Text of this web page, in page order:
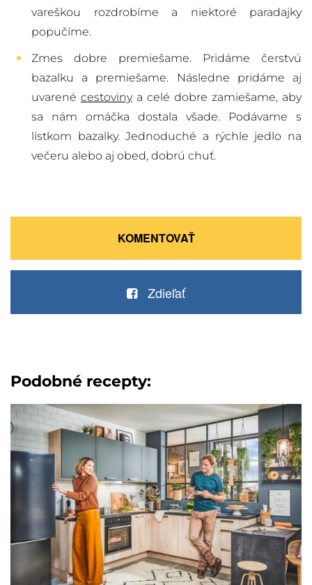
vareškou rozdrobíme a niektoré paradajky
popučíme.
Zmes dobre premiešame. Pridáme čerstvú
bazalku a premiešame. Následne pridáme aj
uvarené cestovinya celé dobre zamiešame, aby
sa nám omáčka dostala všade. Podávame s
lístkom bazalky. Jednoduché a rýchle jedlo na
večeru alebo aj obed, dobrú chuť.
KOMENTOVAŤ
Zdieľať
Podobné recepty: